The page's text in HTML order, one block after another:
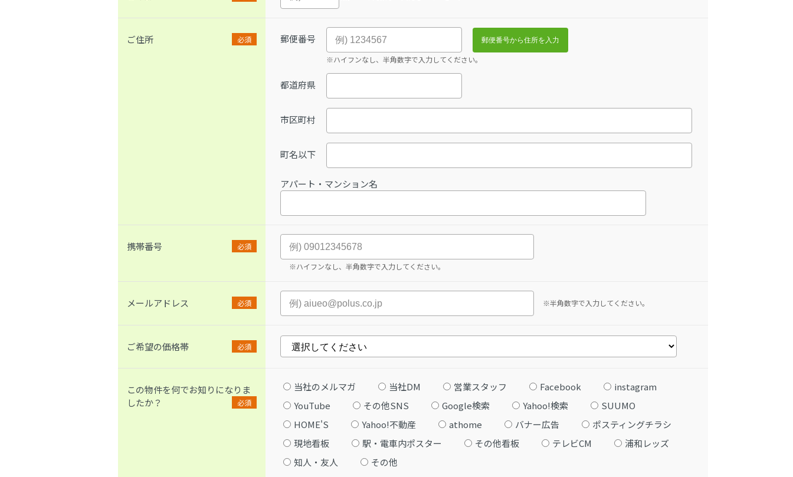
ご住所 必須 郵便番号
※ハイフンなし、半角数字で入力してください。
都道府県
市区町村
町名以下
アパート・マンション名
携帯番号
必須
※ハイフンなし、半角数字で入力してください。
メールアドレス 必須 ※半角数字で入力してください。
ご希望の価格帯 必須
この物件を何でお知りになりま
したか？
必須
当社のメルマガ 当社DM 営業スタッフ Facebook
instagram
YouTube
その他SNS Google検索 Yahoo!検索
SUUMO
HOME'S
Yahoo!不動産 athome バナー広告
ポスティングチラシ
現地看板
駅・電車内ポスター その他看板 テレビCM
浦和レッズ
知人・友人
その他